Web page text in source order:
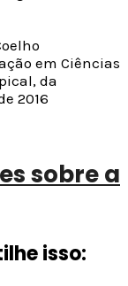
em Ciências
da
2016
sobre a
isso: